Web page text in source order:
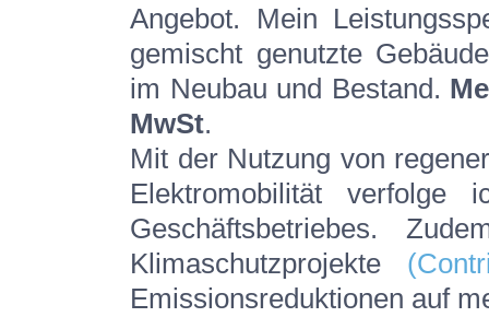
Angebot. Mein
gemischt genutzte
im Neubau und Bestand.
MwSt.
Mit der Nutzung von
Elektromobilität verfolge
Geschäftsbetriebes.
Klimaschutzprojekte
Emissionsreduktionen auf